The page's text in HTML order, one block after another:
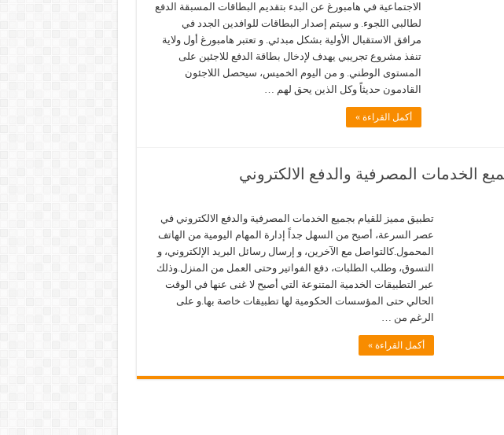
الاجتماعية في هامبورغ عن البدء بتقديم البطاقات المسبقة الدفع
لطالبي اللجوء. و سيتم إصدار البطاقات للوافدين الجدد في
مرافق الاستقبال الأولية بشكل مبدئي. و تعتبر هامبورغ أول ولاية
تنفذ مشروع تجريبي يهدف لإدخال بطاقة الدفع للاجئين على
المستوى الوطني. و من اليوم الخميس، سيحصل اللاجئون
القادمون حديثاً وكل الذين يحق لهم …
أكمل القراءة »
الخدمات المصرفية والدفع الالكتروني
تطبيق مميز للقيام بجميع الخدمات المصرفية والدفع الالكتروني في
عصر السرعة، أصبح من السهل جداً إدارة المهام اليومية من الهاتف
المحمول.كالتواصل مع الآخرين، و إرسال رسائل البريد الإلكتروني، و
التسوق، وطلب الطلبات، دفع الفواتير وحتى العمل من المنزل.وذلك
عبر التطبيقات الخدمية المتنوعة التي أصبح لا غنى عنها في الوقت
الحالي حتى المؤسسات الحكومية لها تطبيقات خاصة بها.و على
الرغم من …
أكمل القراءة »